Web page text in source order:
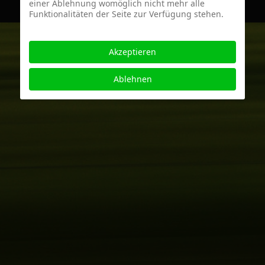
einer Ablehnung womöglich nicht mehr alle
Funktionalitäten der Seite zur Verfügung stehen.
Akzeptieren
Ablehnen